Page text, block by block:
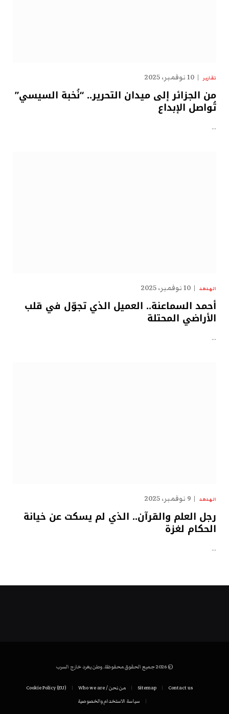
تقارير 10 نوفمبر، 2025
من الجزائر إلى ميدان التحرير.. “نُخبة السيسي”
تُواصل الإبداع
…
الهدهد 10 نوفمبر، 2025
أحمد السماعنة.. العميل الذي تجوّل في قلب
الأراضي المحتلة
…
الهدهد 9 نوفمبر، 2025
رجل العلم والقرآن.. الذي لم يسكت عن خيانة
الحكام لغزة
…
© 2026 جميع الحقوق محفوظة. وطن يغرد خارج السرب
Contact us
Sitemap من نحن / Who we are
Cookie Policy (EU)
سياسة الاستخدام والخصوصية